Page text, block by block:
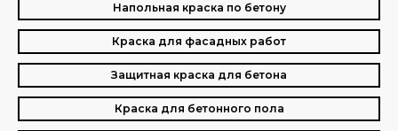
Напольная краска по бетону
Краска для фасадных работ
Защитная краска для бетона
Краска для бетонного пола